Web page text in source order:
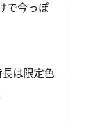
で今っぽ
は限定色